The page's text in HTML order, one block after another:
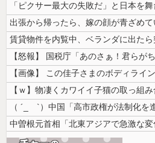
【ｗ】物凄くカワイイ子猫の取っ組み
中曽根元首相「北東アジアで急激な